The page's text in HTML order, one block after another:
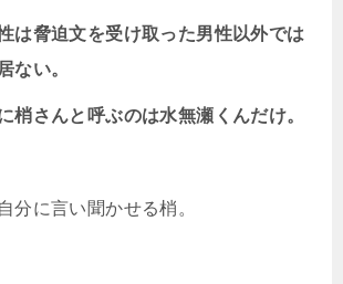
は脅迫文を受け取った男性以外では
ない。
梢さんと呼ぶのは水無瀬くんだけ。
分に言い聞かせる梢。